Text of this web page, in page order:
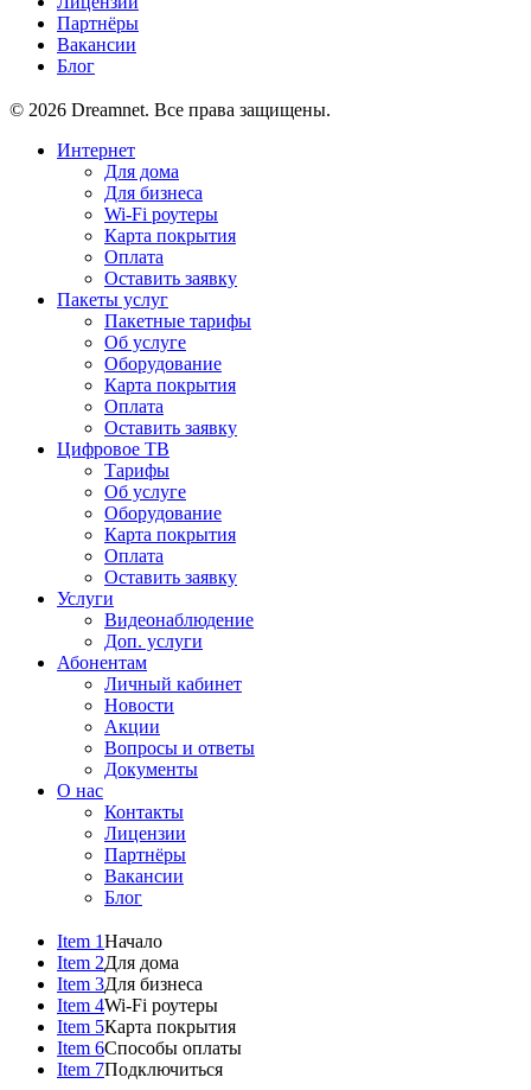
Партнёры
Вакансии
Блог
© 2026 Dreamnet. Все права защищены.
Интернет
Для дома
Для бизнеса
Wi-Fi роутеры
Карта покрытия
Оплата
Оставить заявку
Пакеты услуг
Пакетные тарифы
Об услуге
Оборудование
Карта покрытия
Оплата
Оставить заявку
Цифровое ТВ
Тарифы
Об услуге
Оборудование
Карта покрытия
Оплата
Оставить заявку
Услуги
Видеонаблюдение
Доп. услуги
Абонентам
Личный кабинет
Новости
Акции
Вопросы и ответы
Документы
О нас
Контакты
Лицензии
Партнёры
Вакансии
Блог
Item 1Начало
Item 2Для дома
Item 3Для бизнеса
Item 4Wi-Fi роутеры
Item 5Карта покрытия
Item 6Способы оплаты
Item 7Подключиться